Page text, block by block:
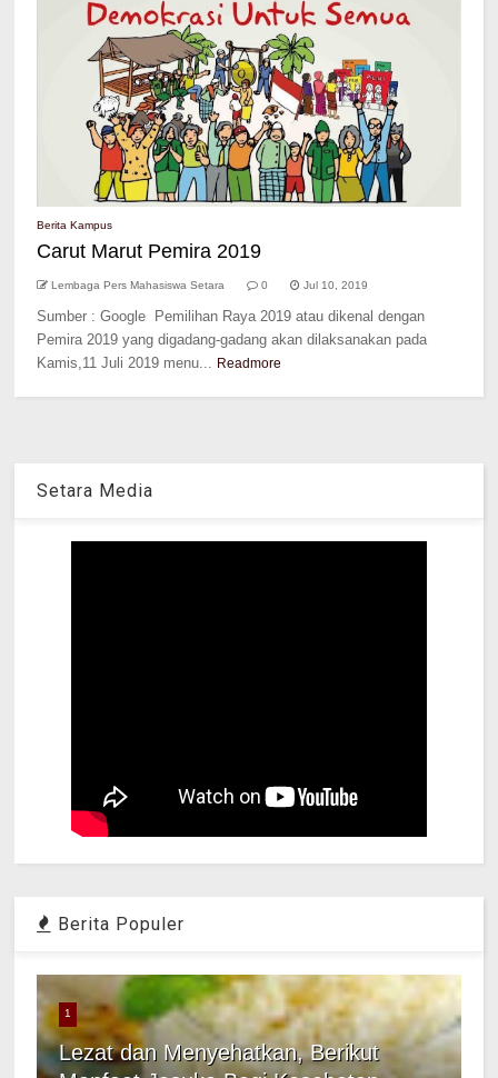
Berita Kampus
Carut Marut Pemira 2019
Lembaga Pers Mahasiswa Setara 0 Jul 10, 2019
Sumber : Google Pemilihan Raya 2019 atau dikenal dengan
Pemira 2019 yang digadang-gadang akan dilaksanakan pada
Kamis,11 Juli 2019 menu... Readmore
Setara Media
Berita Populer
1
Lezat dan Menyehatkan, Berikut